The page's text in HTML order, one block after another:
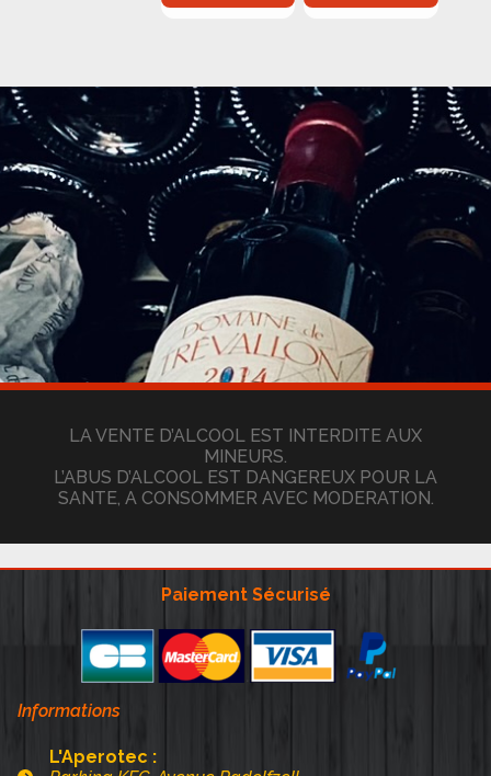
LA VENTE D’ALCOOL EST INTERDITE AUX
MINEURS.
L’ABUS D’ALCOOL EST DANGEREUX POUR LA
SANTE, A CONSOMMER AVEC MODERATION.
Paiement Sécurisé
Informations
L'Aperotec :